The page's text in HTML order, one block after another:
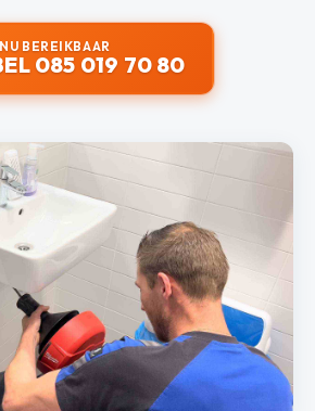
NU BEREIKBAAR
085 019 70 80